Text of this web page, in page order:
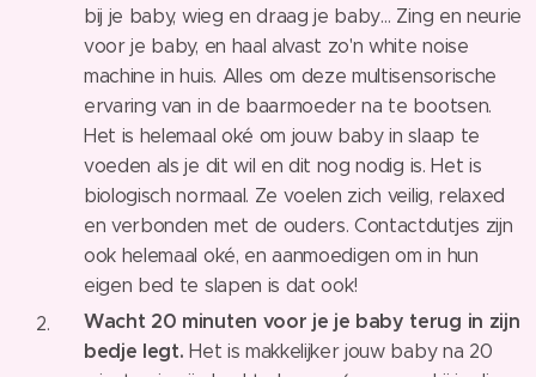
bij je baby, wieg en draag je baby… Zing en neurie
voor je baby, en haal alvast zo'n white noise
machine in huis. Alles om deze multisensorische
ervaring van in de baarmoeder na te bootsen.
Het is helemaal oké om jouw baby in slaap te
voeden als je dit wil en dit nog nodig is. Het is
biologisch normaal. Ze voelen zich veilig, relaxed
en verbonden met de ouders. Contactdutjes zijn
ook helemaal oké, en aanmoedigen om in hun
eigen bed te slapen is dat ook!
Wacht 20 minuten voor je je baby terug in zijn
bedje legt. Het is makkelijker jouw baby na 20